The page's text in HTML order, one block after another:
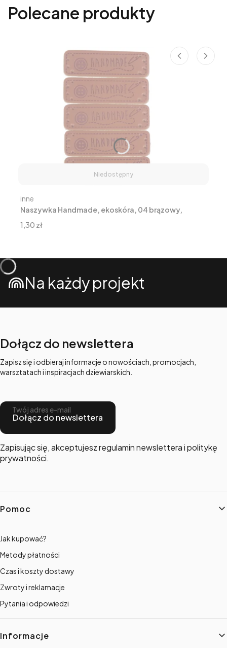
Polecane produkty
Niedostępny
Naszywka Handmade, ekoskóra, 04 brązowy,
Producent
inne
Cena
1,30 zł
Na każdy projekt
Dołącz do newslettera
Zapisz się i odbieraj informacje o nowościach, promocjach,
warsztatach i inspiracjach dziewiarskich.
Twój adres e-mail
Dołącz do newslettera
Zapisując się, akceptujesz regulamin newslettera i politykę
prywatności.
Linki w stopce
Pomoc
Jak kupować?
Metody płatności
Czas i koszty dostawy
Zwroty i reklamacje
Pytania i odpowiedzi
Informacje